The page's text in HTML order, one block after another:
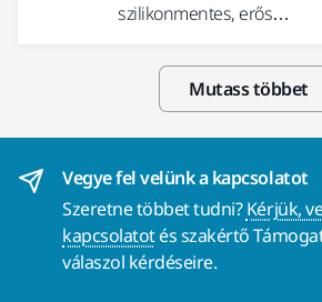
szilikonmentes, erős…
Mutass többet
Vegye fel velünk a kapcsolatot
Szeretne többet tudni?Kérjük,
kapcsolatotés szakértő
válaszol kérdéseire.